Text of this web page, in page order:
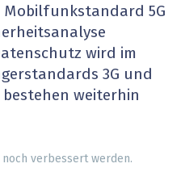
Mobilfunkstandard 5G
wird im
3G und
bestehen weiterhin
verbessert werden.